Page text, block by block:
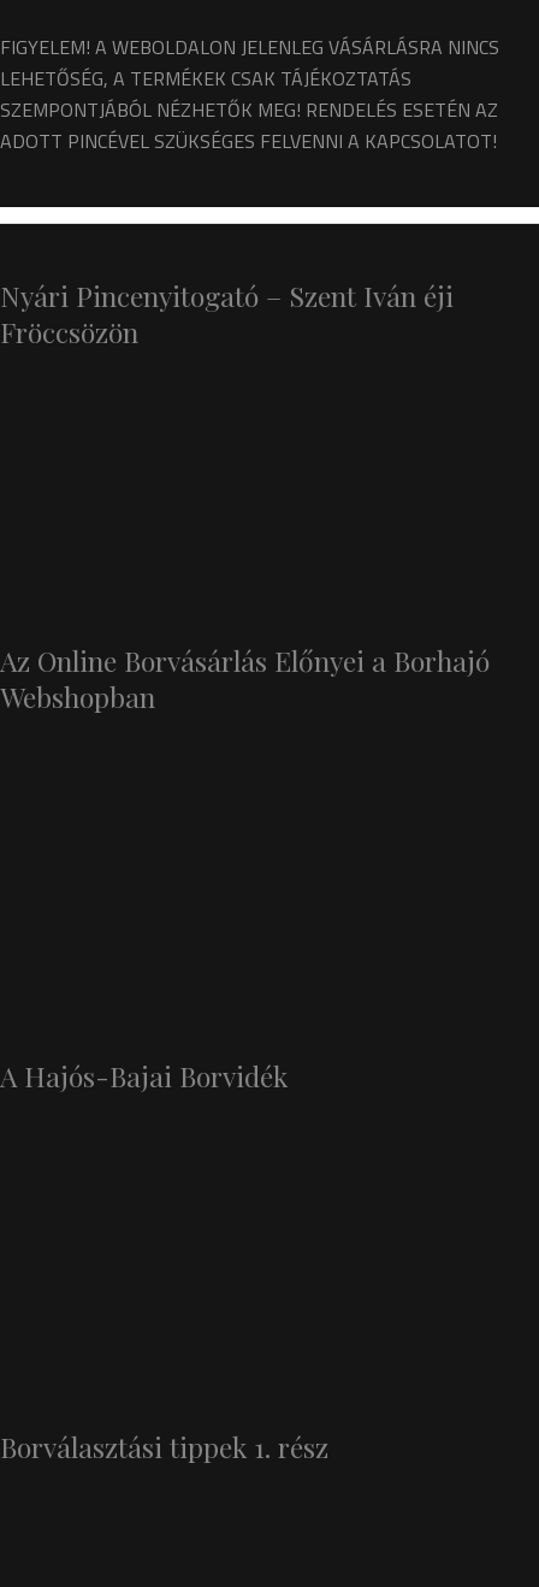
FIGYELEM! A WEBOLDALON JELENLEG VÁSÁRLÁSRA NINCS
LEHETŐSÉG, A TERMÉKEK CSAK TÁJÉKOZTATÁS
SZEMPONTJÁBÓL NÉZHETŐK MEG! RENDELÉS ESETÉN AZ
ADOTT PINCÉVEL SZÜKSÉGES FELVENNI A KAPCSOLATOT!
Nyári Pincenyitogató – Szent Iván éji
Fröccsözön
Az Online Borvásárlás Előnyei a Borhajó
Webshopban
A Hajós-Bajai Borvidék
Borválasztási tippek 1. rész